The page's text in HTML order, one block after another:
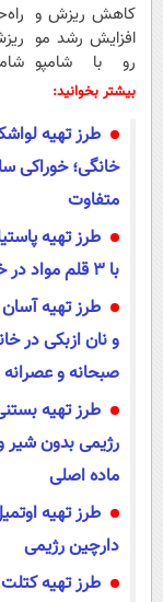
کاهش ریزش و
افزایش رشد مو
رو با شامپو
جلبک تجربه
بیشتر بخوانید:
طرز تهیه
خانگی؛ خوراکی
متفاوت
طرز تهیه
با ۳ قلم مواد در خانه
طرز تهیه
و نان ازبکی در
صبحانه و عصرانه
طرز تهیه
ماده اصلی
طرز تهیه
دارچین رژیمی
طرز تهیه